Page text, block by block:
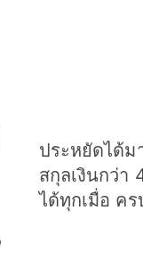
ประหยัดได้ม
สกุลเงินกว่า
ได้ทุกเมื่อ ค